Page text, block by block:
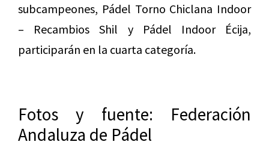
subcampeones, Pádel Torno Chiclana Indoor
– Recambios Shil y Pádel Indoor Écija,
participarán en la cuarta categoría.
Fotos y fuente: Federación
Andaluza de Pádel